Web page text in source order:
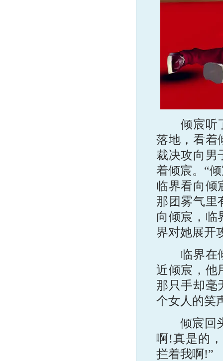
倾宸听了
落地，看着
裁决攻向男
着倾宸。“
临界看向倾
那团雾气里
向倾宸，临
界对她展开
临界在倾
近倾宸，他
那只手却毫
个女人的笑
倾宸回头
啊!真是的
拦着我啊!”